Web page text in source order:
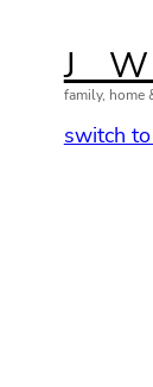
springen
J
family, home
switch